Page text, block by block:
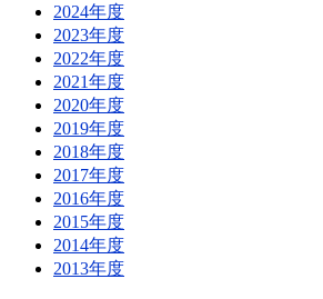
2024年度
2023年度
2022年度
2021年度
2020年度
2019年度
2018年度
2017年度
2016年度
2015年度
2014年度
2013年度